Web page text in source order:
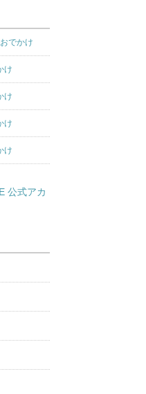
でかけ
け
け
け
け